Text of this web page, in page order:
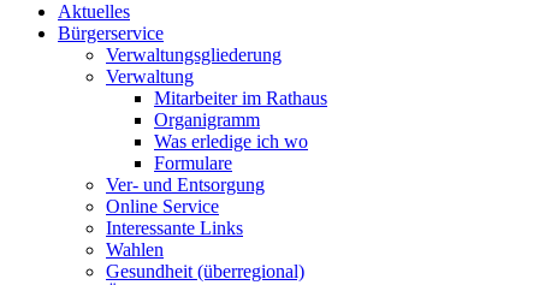
Aktuelles
Bürgerservice
Verwaltungsgliederung
Verwaltung
Mitarbeiter im Rathaus
Organigramm
Was erledige ich wo
Formulare
Ver- und Entsorgung
Online Service
Interessante Links
Wahlen
Gesundheit (überregional)